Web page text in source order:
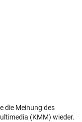
die Meinung des
(KMM) wieder.